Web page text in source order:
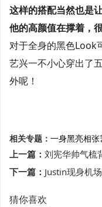
这样的搭配当然也是
他的高颜值在撑着，
对于全身的黑色Look
艺兴一不小心穿出了
外呢！
相关专题： 一身黑亮相张
上一篇： 刘宪华帅气梳
下一篇： Justin现身机场
猜你喜欢